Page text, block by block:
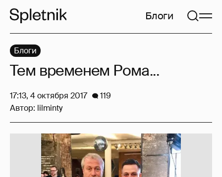
Блоги
Блоги
Тем временем Рома...
17:13, 4 октября 2017
119
Автор: lilminty